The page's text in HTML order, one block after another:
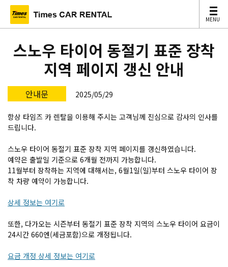
MENU
MENU
스노우 타이어 동절기 표준 장착
지역 페이지 갱신 안내
안내문 2025/05/29
항상 타임즈 카 렌탈을 이용해 주시는 고객님께 진심으로 감사의 인사를
드립니다.
스노우 타이어 동절기 표준 장착 지역 페이지를 갱신하였습니다.
예약은 출발일 기준으로 6개월 전까지 가능합니다.
11월부터 장착하는 지역에 대해서는, 6월1일(일)부터 스노우 타이어 장
착 차량 예약이 가능합니다.
상세 정보는 여기로
또한, 다가오는 시즌부터 동절기 표준 장착 지역의 스노우 타이어 요금이
24시간 660엔(세금포함)으로 개정됩니다.
요금 개정 상세 정보는 여기로